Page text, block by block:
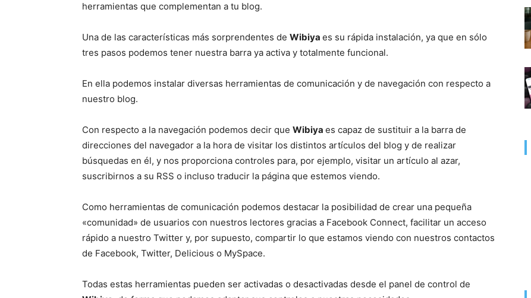
herramientas que complementan a tu blog.
Una de las características más sorprendentes de Wibiya es su rápida instalación, ya que en sólo
tres pasos podemos tener nuestra barra ya activa y totalmente funcional.
En ella podemos instalar diversas herramientas de comunicación y de navegación con respecto a
nuestro blog.
Con respecto a la navegación podemos decir que Wibiya es capaz de sustituir a la barra de
direcciones del navegador a la hora de visitar los distintos artículos del blog y de realizar
búsquedas en él, y nos proporciona controles para, por ejemplo, visitar un artículo al azar,
suscribirnos a su RSS o incluso traducir la página que estemos viendo.
Como herramientas de comunicación podemos destacar la posibilidad de crear una pequeña
«comunidad» de usuarios con nuestros lectores gracias a Facebook Connect, facilitar un acceso
rápido a nuestro Twitter y, por supuesto, compartir lo que estamos viendo con nuestros contactos
de Facebook, Twitter, Delicious o MySpace.
Todas estas herramientas pueden ser activadas o desactivadas desde el panel de control de